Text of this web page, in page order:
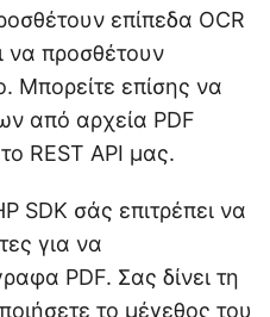
επίπεδα OCR
να προσθέτουν
Μπορείτε επίσης να
από αρχεία PDF
REST API μας.
SDK σάς επιτρέπει να
για να
PDF. Σας δίνει τη
το μέγεθος του